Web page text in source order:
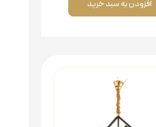
افزودن به سبد خرید